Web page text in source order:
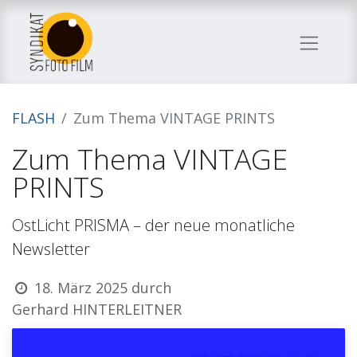
FLASH Zum Thema VINTAGE PRINTS
Zum Thema VINTAGE
PRINTS
OstLicht PRISMA – der neue monatliche
Newsletter
18. März 2025 durch
Gerhard HINTERLEITNER